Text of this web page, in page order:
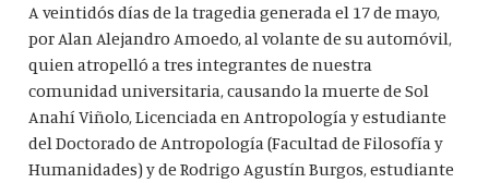
A veintidós días de la tragedia generada el 17 de mayo,
por Alan Alejandro Amoedo, al volante de su automóvil,
quien atropelló a tres integrantes de nuestra
comunidad universitaria, causando la muerte de Sol
Anahí Viñolo, Licenciada en Antropología y estudiante
del Doctorado de Antropología (Facultad de Filosofía y
Humanidades) y de Rodrigo Agustín Burgos, estudiante